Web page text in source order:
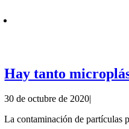
Hay tanto
30 de octubre de 2020|
La contaminación de partículas